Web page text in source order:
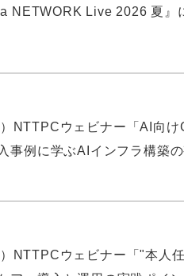
NETWORK Live 2026 夏』
NTTPCウェビナー「AI向
事例に学ぶAIインフラ構築
NTTPCウェビナー「"本人